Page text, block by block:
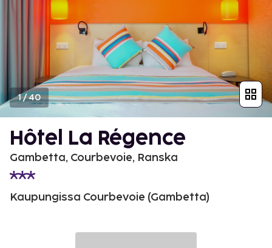
1/40
Hôtel La Régence
Gambetta, Courbevoie, Ranska
Kaupungissa Courbevoie (Gambetta)